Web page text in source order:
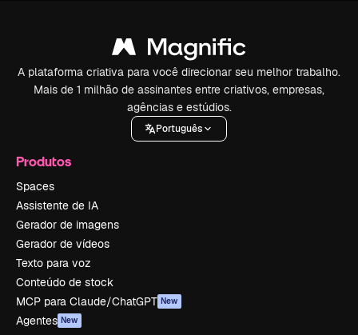
A plataforma criativa para você direcionar seu melhor trabalho.
Mais de 1 milhão de assinantes entre criativos, empresas,
agências e estúdios.
Português
Produtos
Spaces
Assistente de IA
Gerador de imagens
Gerador de vídeos
Texto para voz
Conteúdo de stock
MCP para Claude/ChatGPT New
Agentes New